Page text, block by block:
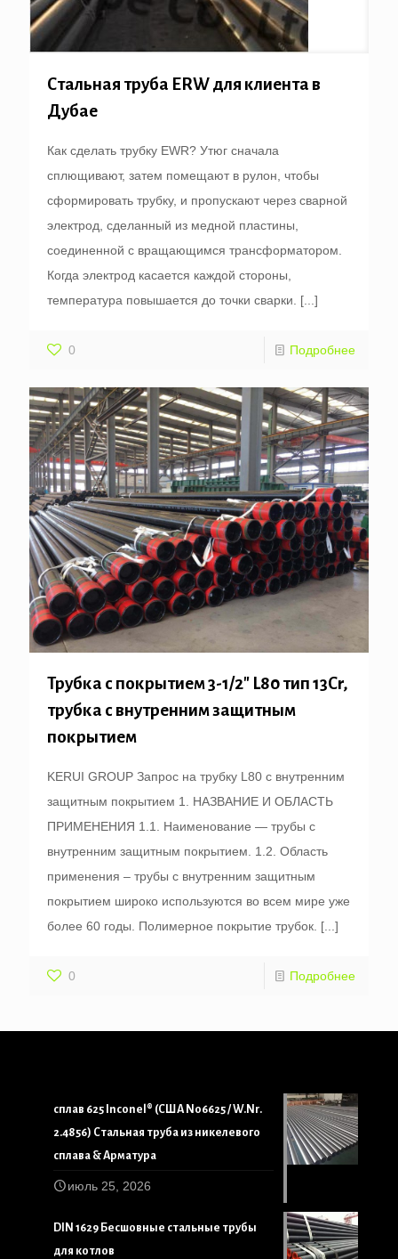
Стальная труба ERW для клиента в
Дубае
Как сделать трубку EWR? Утюг сначала
сплющивают, затем помещают в рулон, чтобы
сформировать трубку, и пропускают через сварной
электрод, сделанный из медной пластины,
соединенной с вращающимся трансформатором.
Когда электрод касается каждой стороны,
температура повышается до точки сварки.
[...]
0 Подробнее
Трубка с покрытием 3-1/2″ L80 тип 13Cr,
трубка с внутренним защитным
покрытием
KERUI GROUP Запрос на трубку L80 с внутренним
защитным покрытием 1. НАЗВАНИЕ И ОБЛАСТЬ
ПРИМЕНЕНИЯ 1.1. Наименование — трубы с
внутренним защитным покрытием. 1.2. Область
применения – трубы с внутренним защитным
покрытием широко используются во всем мире уже
более 60 годы. Полимерное покрытие трубок. [...]
0 Подробнее
сплав 625 Inconel® (США N06625 / W.Nr.
2.4856) Стальная труба из никелевого
сплава & Арматура
июль 25, 2026
DIN 1629 Бесшовные стальные трубы
для котлов